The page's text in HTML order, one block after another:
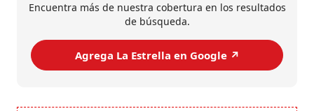
Encuentra más de nuestra cobertura en los resultados
de búsqueda.
Agrega La Estrella en Google ↗️